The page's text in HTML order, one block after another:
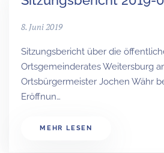
8. Juni 2019
Sitzungsbericht über die
Ortsgemeinderates Weitersburg
Ortsbürgermeister Jochen Währ
Eröffnun…
MEHR LESEN